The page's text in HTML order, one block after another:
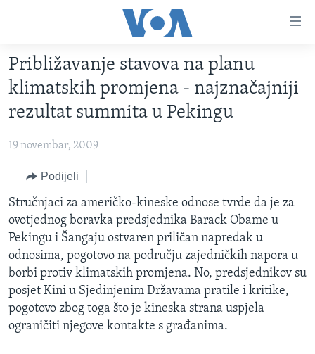
glavni
sadržaj
na
glavnu
pretragu
VIDEO
VIJESTI
SJEDINJENE AMERIČKE DRŽAVE
BOSNA I HERCEGOVINA
SVIJET
NAUKA I TEHNOLOGIJA
SPECIJALNI PROJEKTI
KORUPCIJA
SLOBODA MEDIJA
ŽENSKA STRANA
IZBJEGLIČKA STRANA
MAGAZIN
Približavanje stavova na planu
klimatskih promjena - najznačajniji
rezultat summita u Pekingu
19 novembar, 2009
Podijeli
Stručnjaci za američko-kineske odnose tvrde da je za
ovotjednog boravka predsjednika Barack Obame u
Pekingu i Šangaju ostvaren priličan napredak u
odnosima, pogotovo na području zajedničkih napora u
borbi protiv klimatskih promjena. No, predsjednikov su
posjet Kini u Sjedinjenim Državama pratile i kritike,
pogotovo zbog toga što je kineska strana uspjela
ograničiti njegove kontakte s građanima.